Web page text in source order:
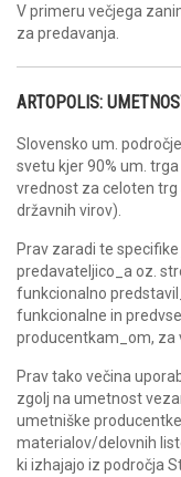
V primeru večjega
za predavanja.
ARTOPOLIS:
Slovensko um.
svetu kjer 90% um.
vrednost za celoten trg
državnih virov).
Prav zaradi te
predavateljico_a oz.
funkcionalno
funkcionalne in
producentkam_om, za
Prav tako večina
zgolj na umetnost
umetniške
materialov/delovnih
ki izhajajo iz področja